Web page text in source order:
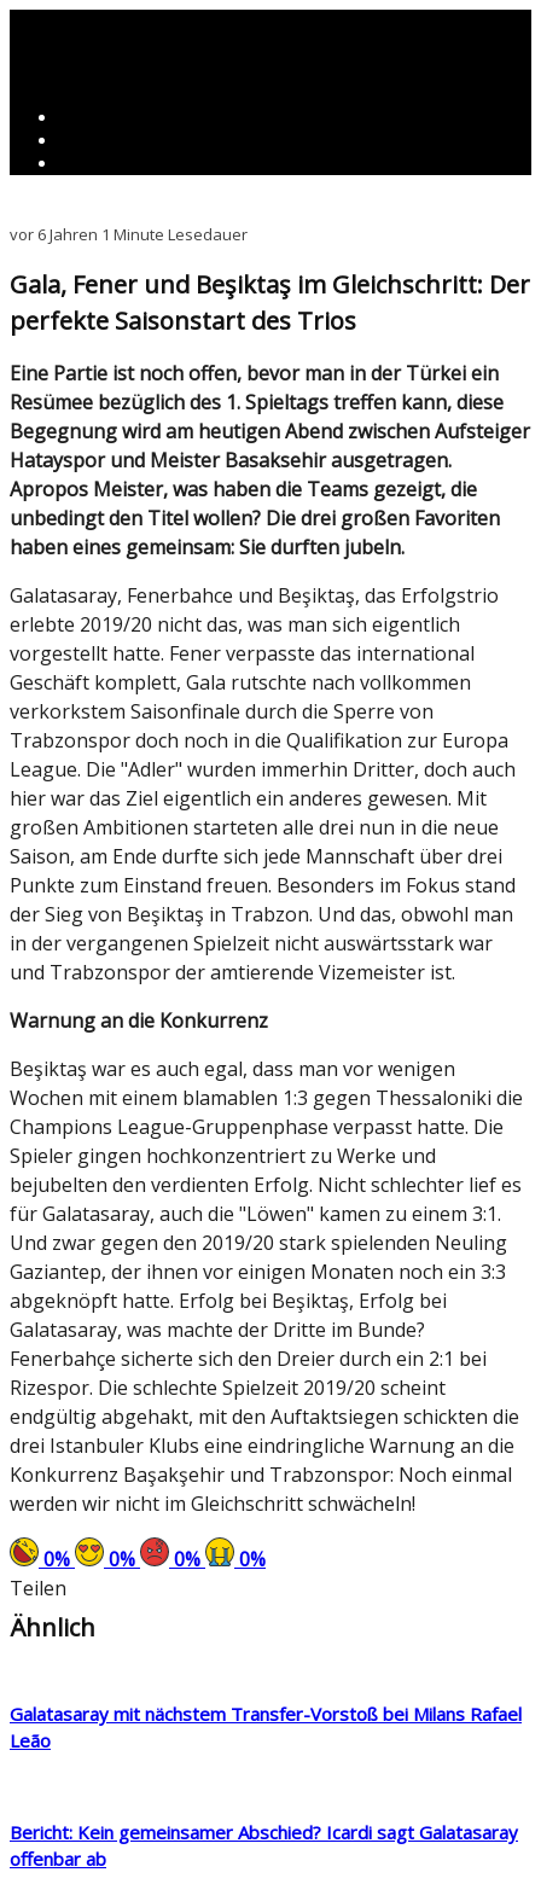
vor 6 Jahren 1 Minute Lesedauer
Gala, Fener und Beşiktaş im Gleichschritt: Der
perfekte Saisonstart des Trios
Eine Partie ist noch offen, bevor man in der Türkei ein
Resümee bezüglich des 1. Spieltags treffen kann, diese
Begegnung wird am heutigen Abend zwischen Aufsteiger
Hatayspor und Meister Basaksehir ausgetragen.
Apropos Meister, was haben die Teams gezeigt, die
unbedingt den Titel wollen? Die drei großen Favoriten
haben eines gemeinsam: Sie durften jubeln.
Galatasaray, Fenerbahce und Beşiktaş, das Erfolgstrio
erlebte 2019/20 nicht das, was man sich eigentlich
vorgestellt hatte. Fener verpasste das international
Geschäft komplett, Gala rutschte nach vollkommen
verkorkstem Saisonfinale durch die Sperre von
Trabzonspor doch noch in die Qualifikation zur Europa
League. Die "Adler" wurden immerhin Dritter, doch auch
hier war das Ziel eigentlich ein anderes gewesen. Mit
großen Ambitionen starteten alle drei nun in die neue
Saison, am Ende durfte sich jede Mannschaft über drei
Punkte zum Einstand freuen. Besonders im Fokus stand
der Sieg von Beşiktaş in Trabzon. Und das, obwohl man
in der vergangenen Spielzeit nicht auswärtsstark war
und Trabzonspor der amtierende Vizemeister ist.
Warnung an die Konkurrenz
Beşiktaş war es auch egal, dass man vor wenigen
Wochen mit einem blamablen 1:3 gegen Thessaloniki die
Champions League-Gruppenphase verpasst hatte. Die
Spieler gingen hochkonzentriert zu Werke und
bejubelten den verdienten Erfolg. Nicht schlechter lief es
für Galatasaray, auch die "Löwen" kamen zu einem 3:1.
Und zwar gegen den 2019/20 stark spielenden Neuling
Gaziantep, der ihnen vor einigen Monaten noch ein 3:3
abgeknöpft hatte. Erfolg bei Beşiktaş, Erfolg bei
Galatasaray, was machte der Dritte im Bunde?
Fenerbahçe sicherte sich den Dreier durch ein 2:1 bei
Rizespor. Die schlechte Spielzeit 2019/20 scheint
endgültig abgehakt, mit den Auftaktsiegen schickten die
drei Istanbuler Klubs eine eindringliche Warnung an die
Konkurrenz Başakşehir und Trabzonspor: Noch einmal
werden wir nicht im Gleichschritt schwächeln!
0% 0% 0% 0%
Teilen
Ähnlich
Galatasaray mit nächstem Transfer-Vorstoß bei Milans Rafael
Leão
Bericht: Kein gemeinsamer Abschied? Icardi sagt Galatasaray
offenbar ab